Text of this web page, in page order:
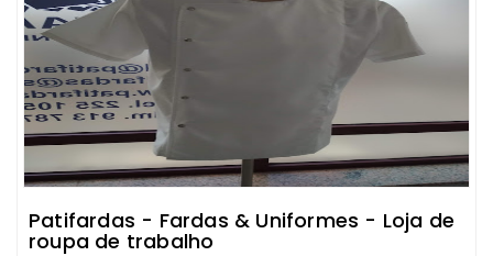
Patifardas - Fardas & Uniformes - Loja de
roupa de trabalho